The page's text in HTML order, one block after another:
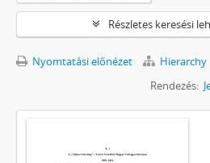
Részletes keresési
Nyomtatási előnézet Hierarchy
Rendezés: